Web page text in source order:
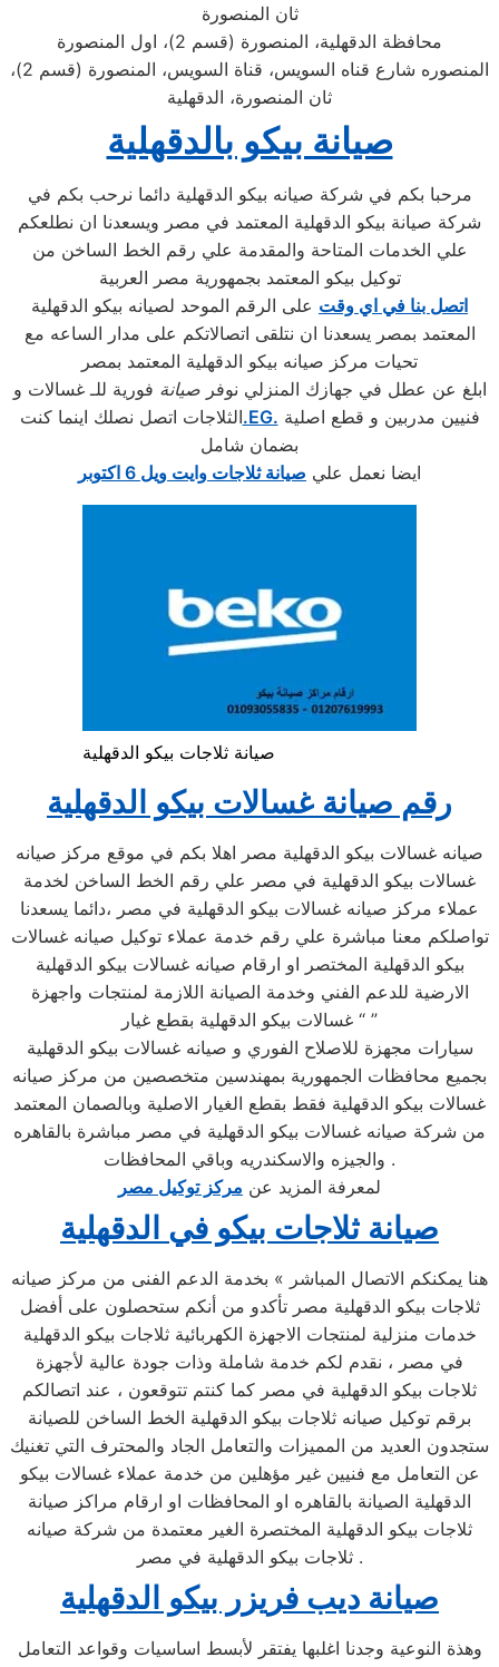
ثان المنصورة
محافظة الدقهلية، المنصورة (قسم 2)، اول المنصورة
المنصوره شارع قناه السويس، قناة السويس، المنصورة (قسم 2)،
ثان المنصورة، الدقهلية
صيانة بيكو بالدقهلية
مرحبا بكم في شركة صيانه بيكو الدقهلية دائما نرحب بكم في
شركة صيانة بيكو الدقهلية المعتمد في مصر ويسعدنا ان نطلعكم
علي الخدمات المتاحة والمقدمة علي رقم الخط الساخن من
توكيل بيكو المعتمد بجمهورية مصر العربية
اتصل بنا في اي وقت على الرقم الموحد لصيانه بيكو الدقهلية
المعتمد بمصر يسعدنا ان نتلقى اتصالاتكم على مدار الساعه مع
تحيات مركز صيانه بيكو الدقهلية المعتمد بمصر
ابلغ عن عطل في جهازك المنزلي نوفرصيانة فورية للـ غسالات و
الثلاجات اتصل نصلك اينما كنت.EG.
بضمان شامل
ايضا نعمل علي صيانة ثلاجات وايت ويل 6 اكتوبر
صيانة ثلاجات بيكو الدقهلية
رقم صيانة غسالات بيكو الدقهلية
صيانه غسالات بيكو الدقهلية مصر اهلا بكم في موقع مركز صيانه
غسالات بيكو الدقهلية في مصر علي رقم الخط الساخن لخدمة
عملاء مركز صيانه غسالات بيكو الدقهلية في مصر ،دائما يسعدنا
تواصلكم معنا مباشرة علي رقم خدمة عملاء توكيل صيانه غسالات
بيكو الدقهلية المختصر او ارقام صيانه غسالات بيكو الدقهلية
الارضية للدعم الفني وخدمة الصيانة اللازمة لمنتجات واجهزة
غسالات بيكو الدقهلية بقطع غيار “ ”
سيارات مجهزة للاصلاح الفوري و صيانه غسالات بيكو الدقهلية
بجميع محافظات الجمهورية بمهندسين متخصصين من مركز صيانه
غسالات بيكو الدقهلية فقط بقطع الغيار الاصلية وبالصمان المعتمد
من شركة صيانه غسالات بيكو الدقهلية في مصر مباشرة بالقاهره
والجيزه والاسكندريه وباقي المحافظات .
لمعرفة المزيد عن مركز توكيل مصر
صيانة ثلاجات بيكو في الدقهلية
هنا يمكنكم الاتصال المباشر » بخدمة الدعم الفنى من مركز صيانه
ثلاجات بيكو الدقهلية مصر تأكدو من أنكم ستحصلون على أفضل
خدمات منزلية لمنتجات الاجهزة الكهربائية ثلاجات بيكو الدقهلية
في مصر ، نقدم لكم خدمة شاملة وذات جودة عالية لأجهزة
ثلاجات بيكو الدقهلية في مصر كما كنتم تتوقعون ، عند اتصالكم
برقم توكيل صيانه ثلاجات بيكو الدقهلية الخط الساخن للصيانة
ستجدون العديد من المميزات والتعامل الجاد والمحترف التي تغنيك
عن التعامل مع فنيين غير مؤهلين من خدمة عملاء غسالات بيكو
الدقهلية الصيانة بالقاهره او المحافظات او ارقام مراكز صيانة
ثلاجات بيكو الدقهلية المختصرة الغير معتمدة من شركة صيانه
ثلاجات بيكو الدقهلية في مصر .
صيانة ديب فريزر بيكو الدقهلية
وهذة النوعية وجدنا اغلبها يفتقر لأبسط اساسيات وقواعد التعامل